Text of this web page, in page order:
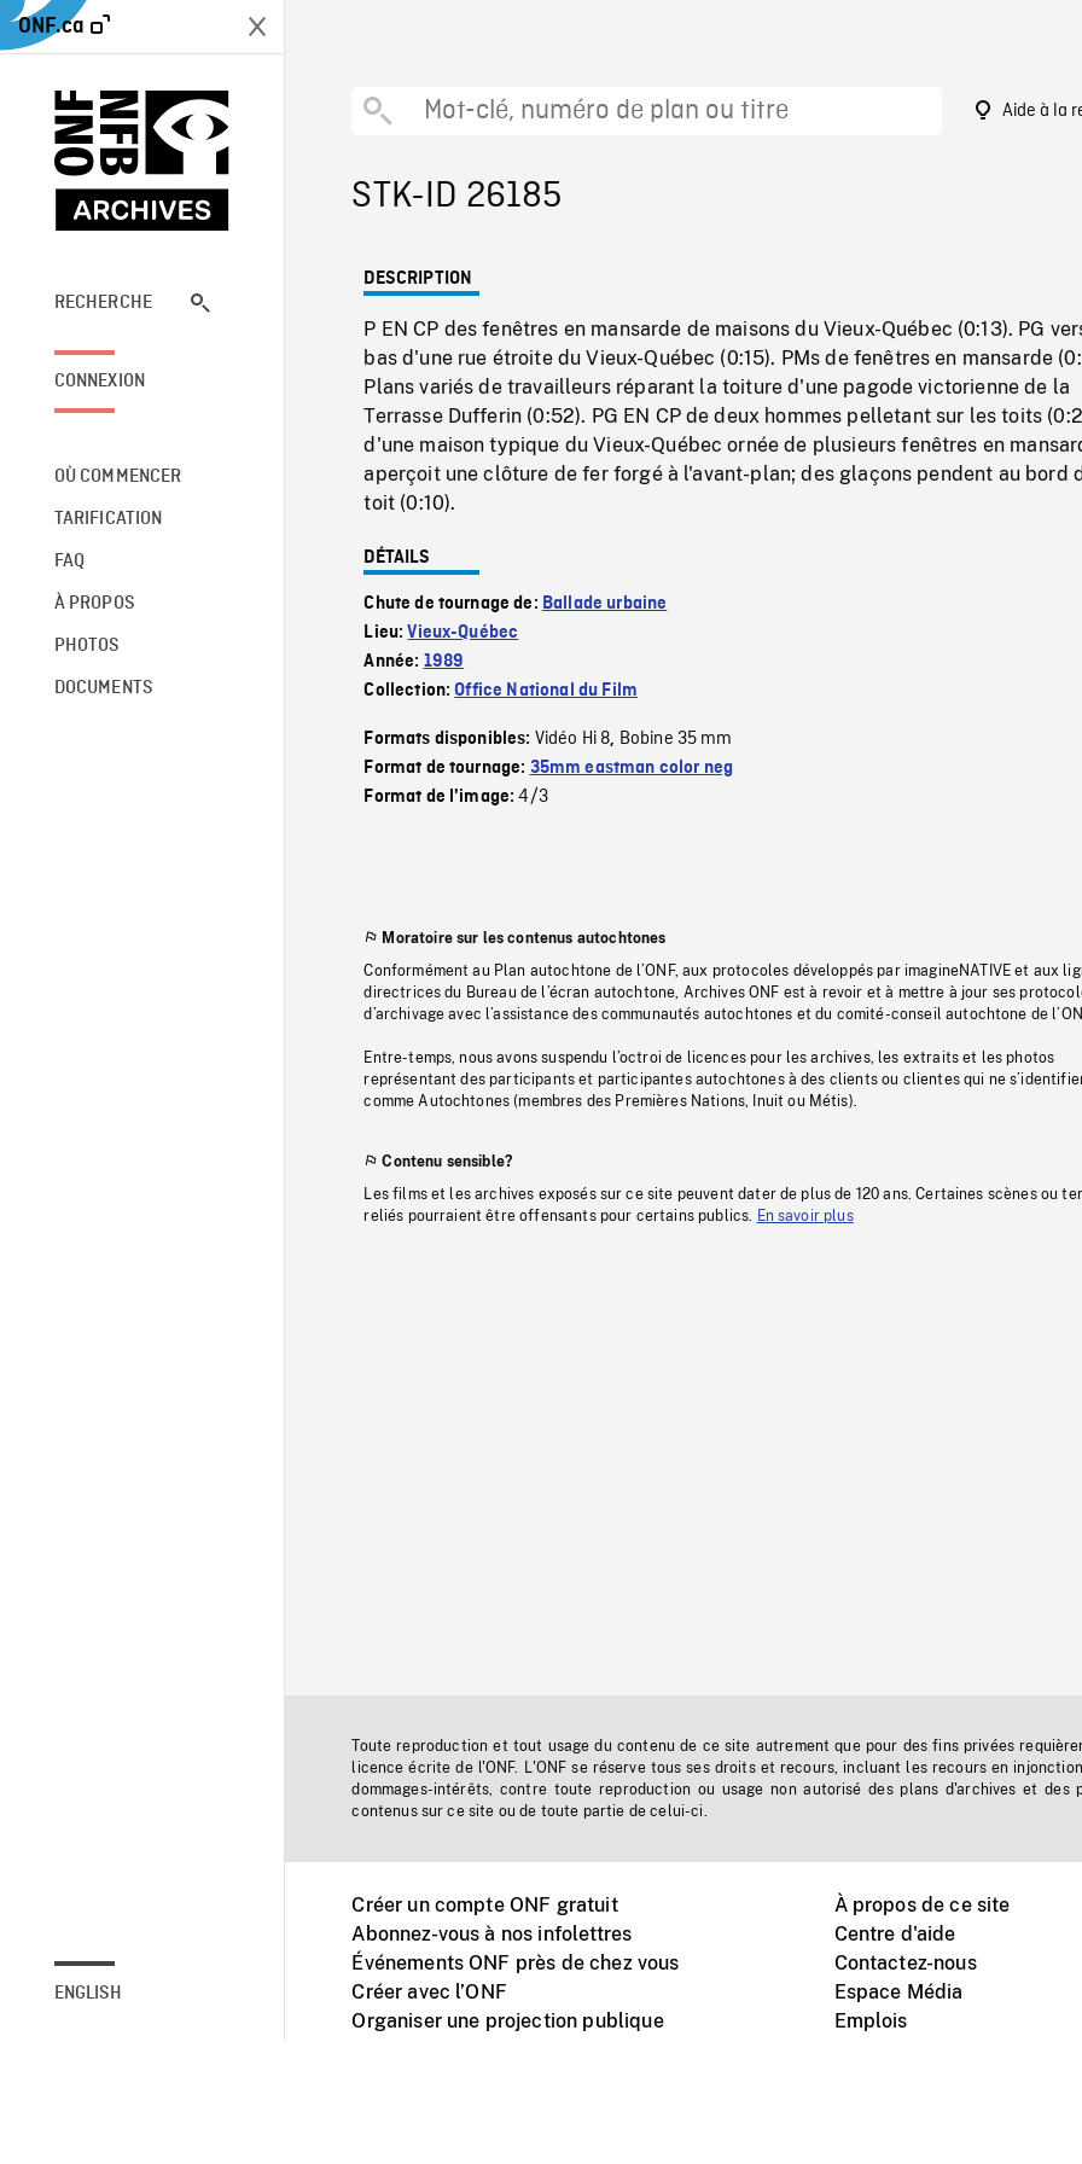
ONF.ca
RECHERCHE
CONNEXION
OÙ COMMENCER
TARIFICATION
FAQ
À PROPOS
PHOTOS
DOCUMENTS
ENGLISH
Aide à la
STK-ID 26185
DESCRIPTION
P EN CP des fenêtres en mansarde de maisons du Vieux-Québec (0:13). PG
bas d'une rue étroite du Vieux-Québec (0:15). PMs de fenêtres en mansarde
Plans variés de travailleurs réparant la toiture d'une pagode victorienne de la
Terrasse Dufferin (0:52). PG EN CP de deux hommes pelletant sur les toits
d'une maison typique du Vieux-Québec ornée de plusieurs fenêtres en
aperçoit une clôture de fer forgé à l'avant-plan; des glaçons pendent au bord
toit (0:10).
DÉTAILS
Chute de tournage de: Ballade urbaine
Lieu:Vieux-Québec
Année: 1989
Collection:Office National du Film
Formats disponibles: Vidéo Hi 8, Bobine 35 mm
Format de tournage: 35mm eastman color neg
Format de l'image:4/3
Moratoire sur les contenus autochtones
Conformément au Plan autochtone de l’ONF, aux protocoles développés par imagineNATIVE et aux
directrices du Bureau de l’écran autochtone, Archives ONF est à revoir et à mettre à jour ses
d’archivage avec l’assistance des communautés autochtones et du comité-conseil autochtone de
Entre-temps, nous avons suspendu l’octroi de licences pour les archives, les extraits et les photos
représentant des participants et participantes autochtones à des clients ou clientes qui ne
comme Autochtones (membres des Premières Nations, Inuit ou Métis).
Contenu sensible?
Les films et les archives exposés sur ce site peuvent dater de plus de 120 ans. Certaines scènes ou
reliés pourraient être offensants pour certains publics. En savoir plus
Toute reproduction et tout usage du contenu de ce site autrement que pour des fins privées
licence écrite de l'ONF. L'ONF se réserve tous ses droits et recours, incluant les recours en
dommages-intérêts, contre toute reproduction ou usage non autorisé des plans d'archives et des
contenus sur ce site ou de toute partie de celui-ci.
Créer un compte ONF gratuit
Abonnez-vous à nos infolettres
Événements ONF près de chez vous
Créer avec l’ONF
Organiser une projection publique
À propos de ce site
Centre d'aide
Contactez-nous
Espace Média
Emplois